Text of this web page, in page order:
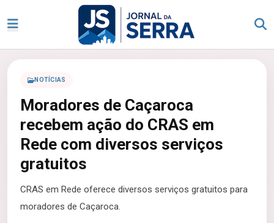
NOTÍCIAS
Moradores de Caçaroca
recebem ação do CRAS em
Rede com diversos serviços
gratuitos
CRAS em Rede oferece diversos serviços gratuitos para
moradores de Caçaroca.